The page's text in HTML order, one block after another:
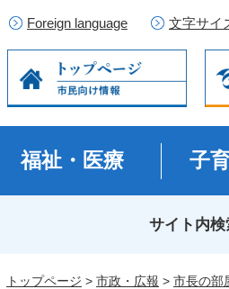
Foreign language 文字サイ
福祉・医療 子
サイト内検
トップページ > 市政・広報 > 市長の部